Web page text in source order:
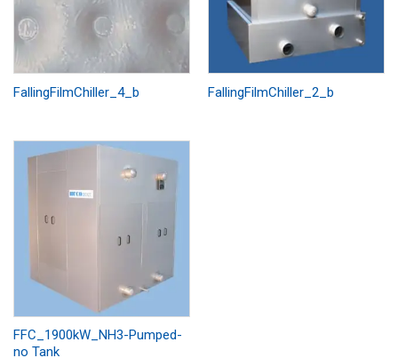
FallingFilmChiller_4_b FallingFilmChiller_2_b
FFC_1900kW_NH3-Pumped-
no Tank